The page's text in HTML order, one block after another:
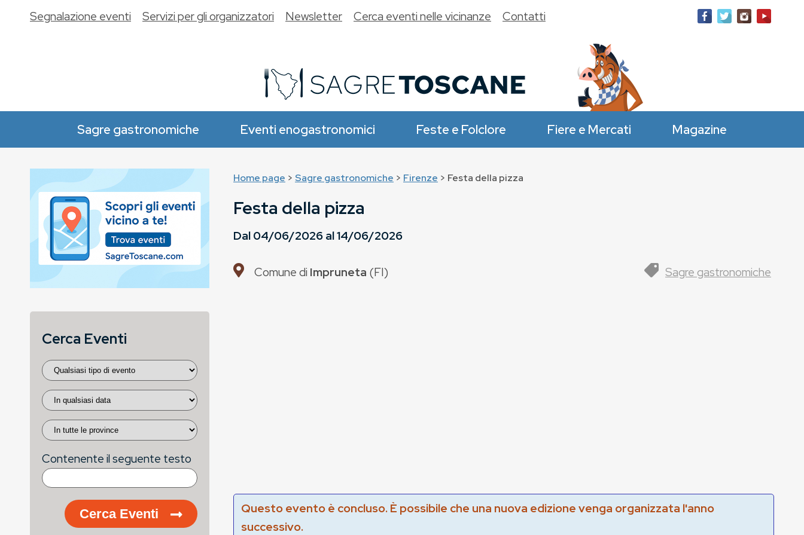
Sagre gastronomiche Eventi enogastronomici Feste e Folclore Fiere e Mercati Magazine
Segnalazione eventi Servizi per gli organizzatori Newsletter Cerca eventi nelle vicinanze Contatti
Home page > Sagre gastronomiche > Firenze > Festa della pizza
Festa della pizza
Dal04/06/2026al14/06/2026
Comune di Impruneta (FI) Sagre gastronomiche
Questo evento è concluso. È possibile che una nuova edizione venga organizzata l'anno
successivo.
Cerca Eventi
Contenente il seguente testo
Cerca Eventi